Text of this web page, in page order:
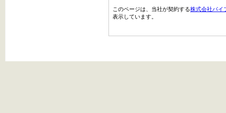
このページは、当社が契約する株式会社パイ
表示しています。